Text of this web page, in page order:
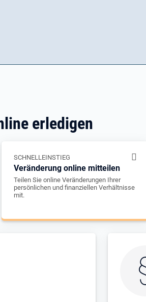
erledigen
SCHNELLEINSTIEG
Veränderung online mitteilen
Teilen Sie online Veränderungen Ihrer
persönlichen und finanziellen Verhältnisse
mit.